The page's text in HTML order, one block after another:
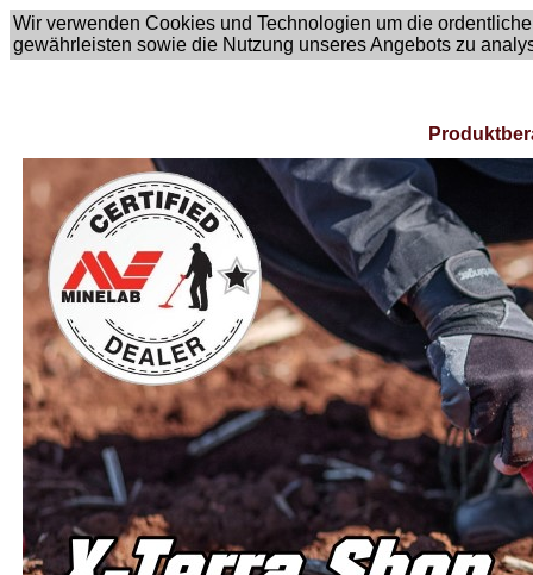
Wir verwenden Cookies und Technologien um die
gewährleisten sowie die Nutzung unseres Angebots zu